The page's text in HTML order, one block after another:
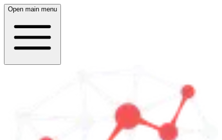
Open main menu